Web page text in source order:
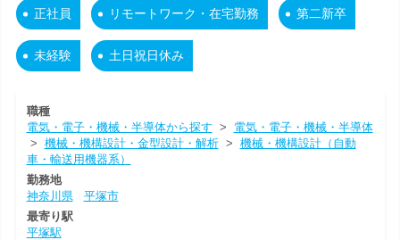
正社員 リモートワーク・在宅勤務 第二新卒
未経験 土日祝日休み
職種
電気・電子・機械・半導体から探す > 電気・電子・機械・半導体
> 機械・機構設計・金型設計・解析> 機械・機構設計（自動
車・輸送用機器系）
勤務地
神奈川県
平塚市
最寄り駅
平塚駅